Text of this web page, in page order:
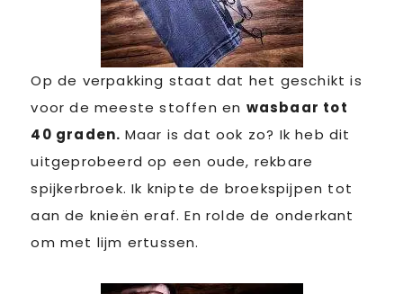
Op de verpakking staat dat het geschikt is
voor de meeste stoffen en wasbaar tot
40 graden. Maar is dat ook zo? Ik heb dit
uitgeprobeerd op een oude, rekbare
spijkerbroek. Ik knipte de broekspijpen tot
aan de knieën eraf. En rolde de onderkant
om met lijm ertussen.